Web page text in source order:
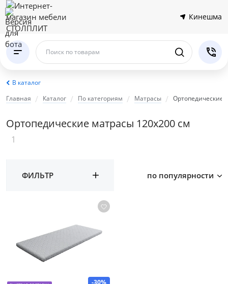
Кинешма
Поиск по товарам
В каталог
Главная
Каталог По категориям Матрасы Ортопедические
Ортопедические матрасы 120х200 см
1
ФИЛЬТР по популярности